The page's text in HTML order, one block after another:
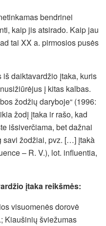
bendrinei
kaip jis atsirado. Kaip jau
tai XX a. pirmosios pusės
daiktavardžio įtaka, kuris
į kitas kalbas.
žodžių daryboje“ (1996:
žodį įtaka ir rašo, kad
išsiverčiama, bet dažnai
savi žodžiai, pvz. […] įtakà
– R. V.), lot. influentia,
įtaka reikšmės:
visuomenės dorovė
Kiaušinių šviežumas